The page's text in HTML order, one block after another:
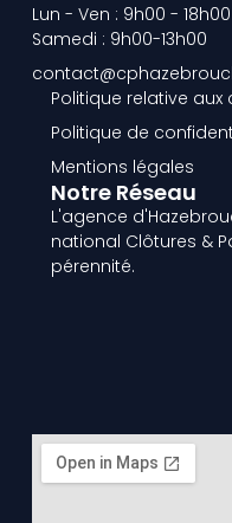
Lun - Ven : 9h00 - 18h00
Samedi : 9h00-13h00
Politique relative aux
Politique de
Mentions légales
Notre Réseau
L'agence
national Clôtures &
pérennité.